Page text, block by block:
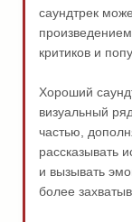
саундтрек
критиков и
Хороший
визуальный
частью,
рассказывать
и вызывать
более